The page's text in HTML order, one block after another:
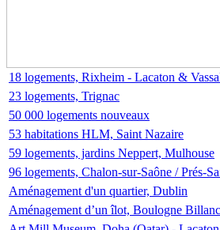
18 logements, Rixheim - Lacaton &
23 logements, Trignac
50 000 logements nouveaux
53 habitations HLM, Saint Nazaire
59 logements, jardins Neppert, Mulhouse
96 logements, Chalon-sur-Saône / Prés-
Aménagement d'un quartier, Dublin
Aménagement d’un îlot, Boulogne